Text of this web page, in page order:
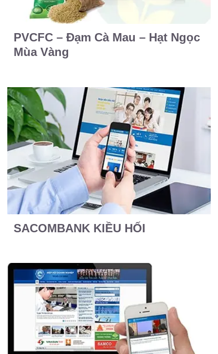
PVCFC – Đạm Cà Mau – Hạt Ngọc
Mùa Vàng
SACOMBANK KIỀU HỐI